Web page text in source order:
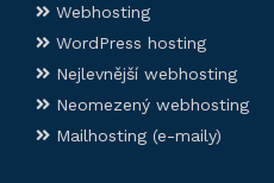
Webhosting
WordPress hosting
Nejlevnější webhosting
Neomezený webhosting
Mailhosting (e-maily)